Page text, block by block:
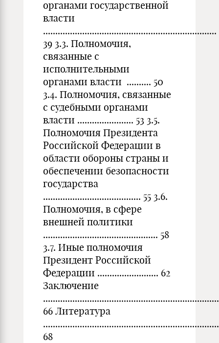
органами государственной
власти
.......................................................................
39 3.3. Полномочия,
связанные с
исполнительными
органами власти .......... 50
3.4. Полномочия, связанные
с судебными органами
власти ....................... 53 3.5.
Полномочия Президента
Российской Федерации в
области обороны страны и
обеспечении безопасности
государства
........................................ 55 3.6.
Полномочия, в сфере
внешней политики
............................................... 58
3.7. Иные полномочия
Президент Российской
Федерации ......................... 62
Заключение
66 Литература
68